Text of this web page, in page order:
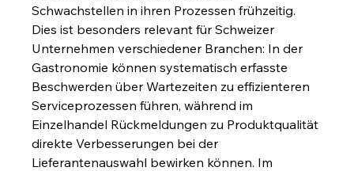
Schwachstellen in ihren Prozessen frühzeitig.
Dies ist besonders relevant für Schweizer
Unternehmen verschiedener Branchen: In der
Gastronomie können systematisch erfasste
Beschwerden über Wartezeiten zu effizienteren
Serviceprozessen führen, während im
Einzelhandel Rückmeldungen zu Produktqualität
direkte Verbesserungen bei der
Lieferantenauswahl bewirken können. Im